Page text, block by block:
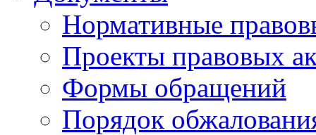
Нормативные
Проекты правовых
Формы обращений
Порядок